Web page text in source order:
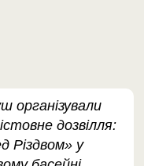
організували
дозвілля:
Різдвом» у